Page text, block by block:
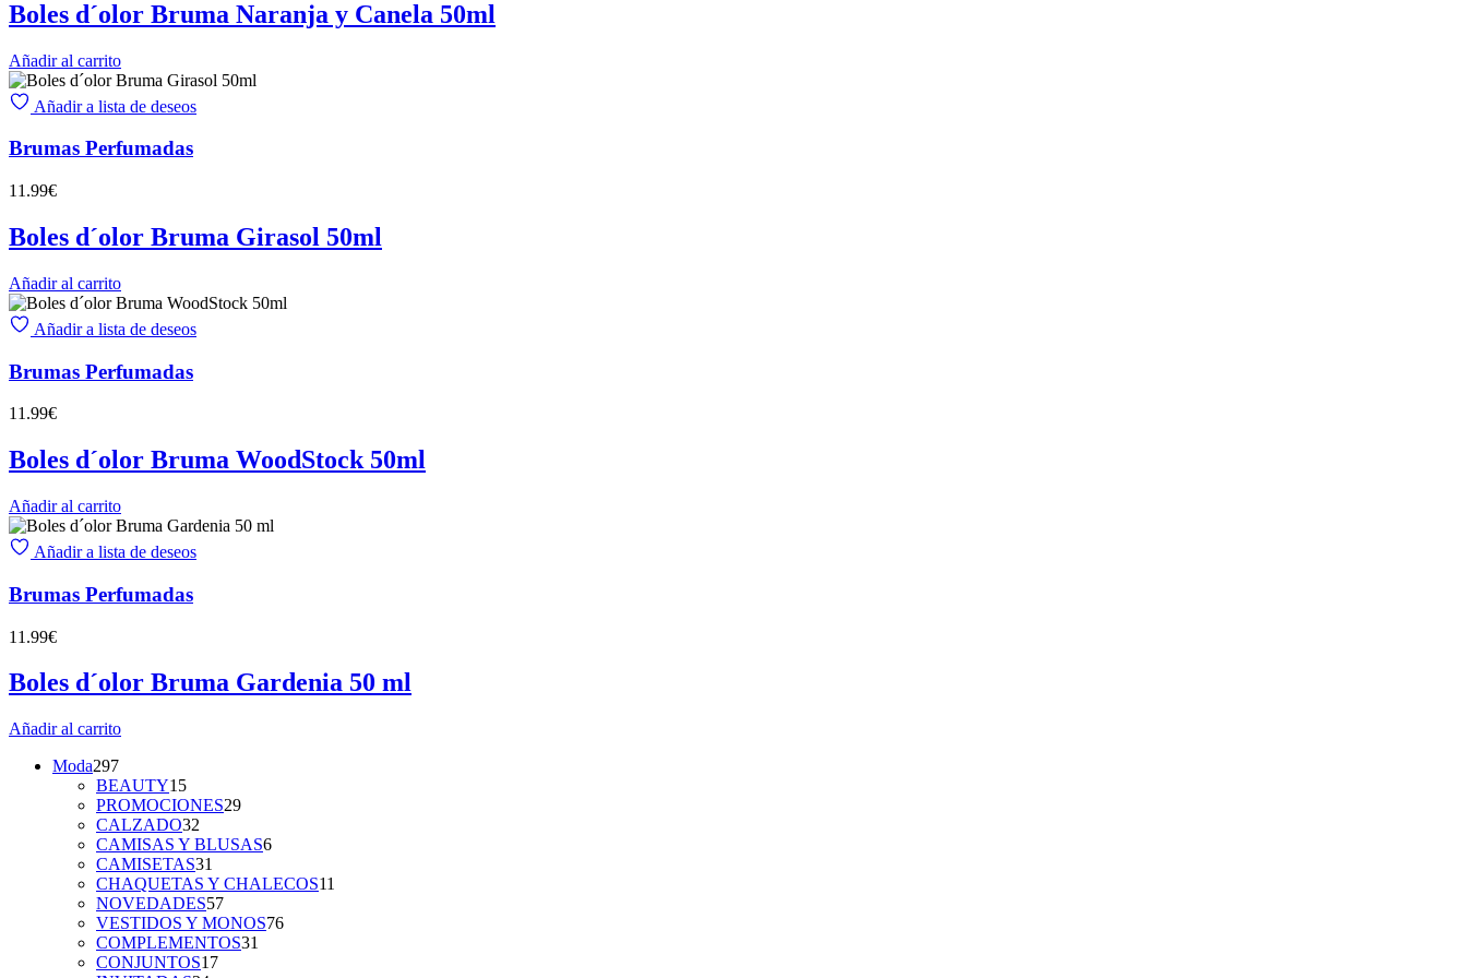
Boles d´olor Bruma Naranja y Canela 50ml
Añadir al carrito
Añadir a lista de deseos
Brumas Perfumadas
11.99€
Boles d´olor Bruma Girasol 50ml
Añadir al carrito
Añadir a lista de deseos
Brumas Perfumadas
11.99€
Boles d´olor Bruma WoodStock 50ml
Añadir al carrito
Añadir a lista de deseos
Brumas Perfumadas
11.99€
Boles d´olor Bruma Gardenia 50 ml
Añadir al carrito
Moda297297
productos
BEAUTY1515
productos
PROMOCIONES2929
CALZADO32
productos
CAMISAS Y BLUSAS66
CAMISETAS31
productos
CHAQUETAS Y CHALECOS11
NOVEDADES5757
productos
VESTIDOS Y MONOS7676
COMPLEMENTOS31
CONJUNTOS1717